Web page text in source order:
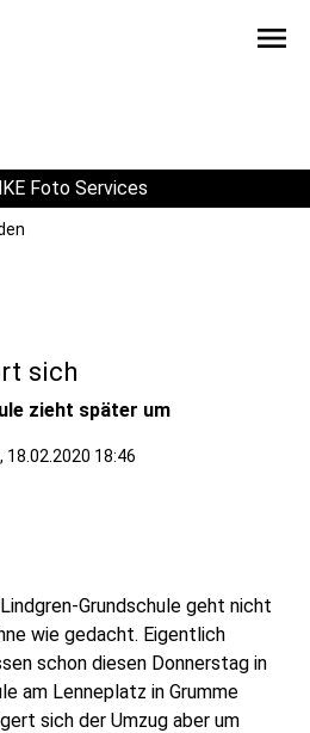
menu
Foto Services
sich
zieht später um
18.02.2020 18:46
Grundschule geht nicht
wie gedacht. Eigentlich
schon diesen Donnerstag in
am Lenneplatz in Grumme
sich der Umzug aber um